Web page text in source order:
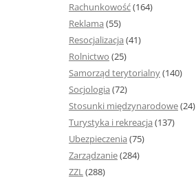
ZAKOŃCZENIE PRACY
DYPLOMOWEJ
BIBLIOGRAFIA
SPIS RYSUNKÓW, TABEL I
ZAŁĄCZNIKÓW
TABELE, RYSUNKI ORAZ WYKRESY
Rachunkowość(164)
Reklama (55)
Resocjalizacja (41)
Rolnictwo (25)
Samorząd terytorialny(140)
Socjologia (72)
Stosunki międzynarodowe(24)
Turystyka i rekreacja (137)
Ubezpieczenia (75)
Zarządzanie(284)
ZZL(288)